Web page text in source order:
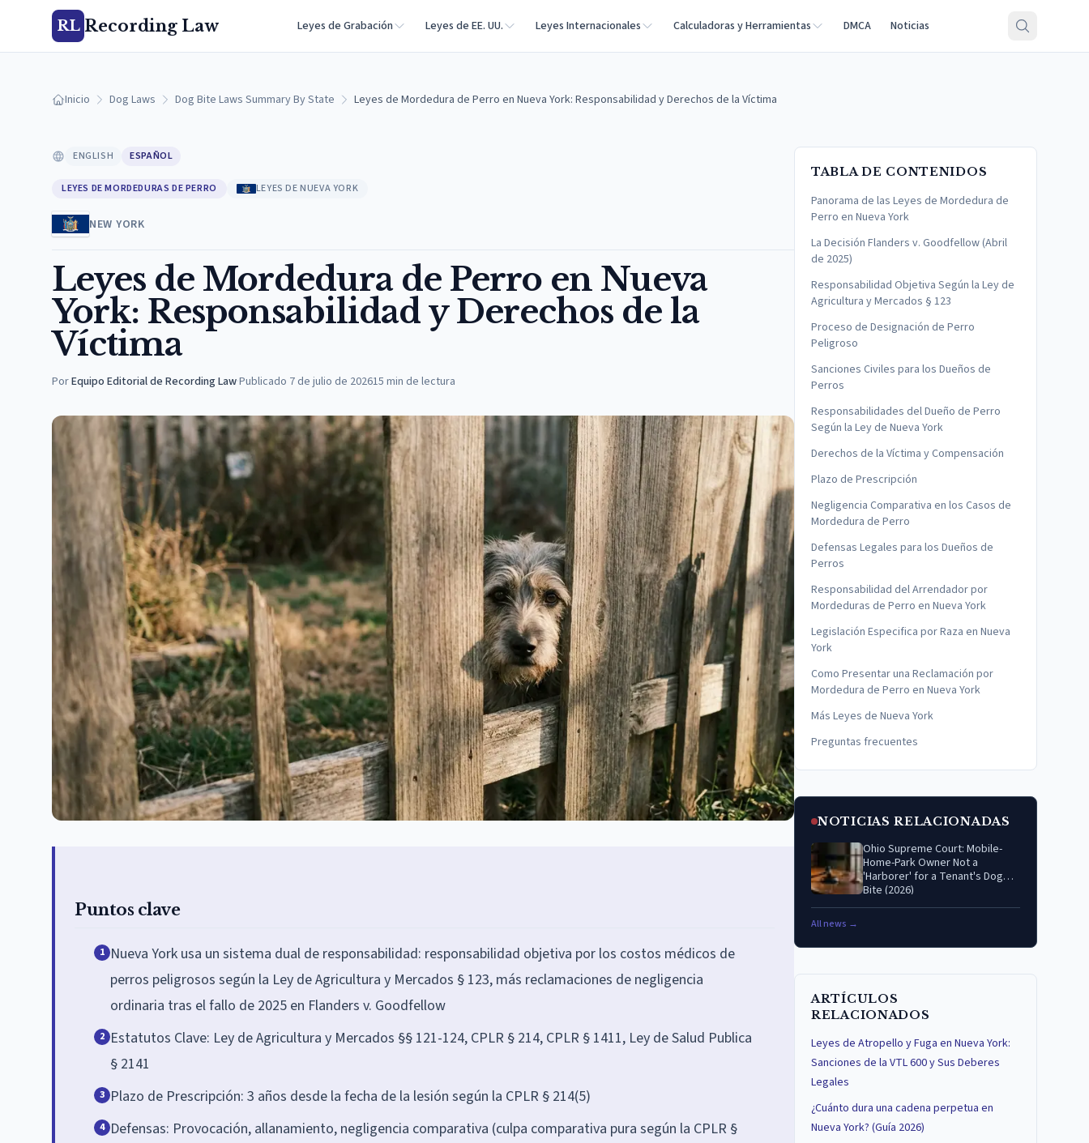
RL Recording Law Leyes de Grabación Leyes de EE. UU. Leyes Internacionales Calculadoras y Herramientas DMCA Noticias
Inicio Dog Laws Dog Bite Laws Summary By State Leyes de Mordedura de Perro en Nueva York: Responsabilidad y Derechos de la Víctima
ENGLISH ESPAÑOL
LEYES DE MORDEDURAS DE PERRO LEYES DE NUEVA YORK
NEW YORK
Leyes de Mordedura de Perro en Nueva
York: Responsabilidad y Derechos de la
Víctima
PorEquipo Editorial de Recording Law·Publicado 7 de julio de 202615 min de lectura
Puntos clave
1 Nueva York usa un sistema dual de responsabilidad: responsabilidad objetiva por los costos médicos de
perros peligrosos según la Ley de Agricultura y Mercados § 123, más reclamaciones de negligencia
ordinaria tras el fallo de 2025 en Flanders v. Goodfellow
2 Estatutos Clave: Ley de Agricultura y Mercados §§ 121-124, CPLR § 214, CPLR § 1411, Ley de Salud Publica
§ 2141
3 Plazo de Prescripción: 3 años desde la fecha de la lesión según la CPLR § 214(5)
4 Defensas: Provocación, allanamiento, negligencia comparativa (culpa comparativa pura según la CPLR §
TABLA DE CONTENIDOS
Panorama de las Leyes de Mordedura de
Perro en Nueva York
La Decisión Flanders v. Goodfellow (Abril
de 2025)
Responsabilidad Objetiva Según la Ley de
Agricultura y Mercados § 123
Proceso de Designación de Perro
Peligroso
Sanciones Civiles para los Dueños de
Perros
Responsabilidades del Dueño de Perro
Según la Ley de Nueva York
Derechos de la Víctima y Compensación
Plazo de Prescripción
Negligencia Comparativa en los Casos de
Mordedura de Perro
Defensas Legales para los Dueños de
Perros
Responsabilidad del Arrendador por
Mordeduras de Perro en Nueva York
Legislación Especifica por Raza en Nueva
York
Como Presentar una Reclamación por
Mordedura de Perro en Nueva York
Más Leyes de Nueva York
Preguntas frecuentes
NOTICIAS RELACIONADAS
Ohio Supreme Court: Mobile-
Home-Park Owner Not a
'Harborer' for a Tenant's Dog
Bite (2026)
All news →
ARTÍCULOS
RELACIONADOS
Leyes de Atropello y Fuga en Nueva York:
Sanciones de la VTL 600 y Sus Deberes
Legales
¿Cuánto dura una cadena perpetua en
Nueva York? (Guía 2026)